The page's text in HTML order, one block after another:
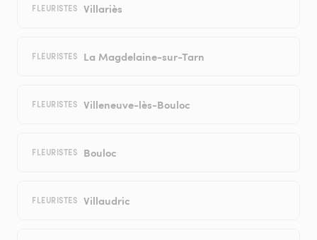
FLEURISTES Villariès
FLEURISTES La Magdelaine-sur-Tarn
FLEURISTES Villeneuve-lès-Bouloc
FLEURISTES Bouloc
FLEURISTES Villaudric